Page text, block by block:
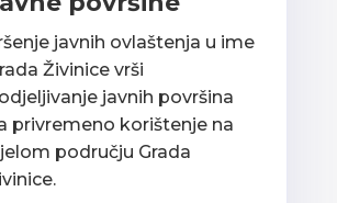
javnih ovlaštenja u ime
Živinice vrši
javnih površina
privremeno korištenje na
području Grada